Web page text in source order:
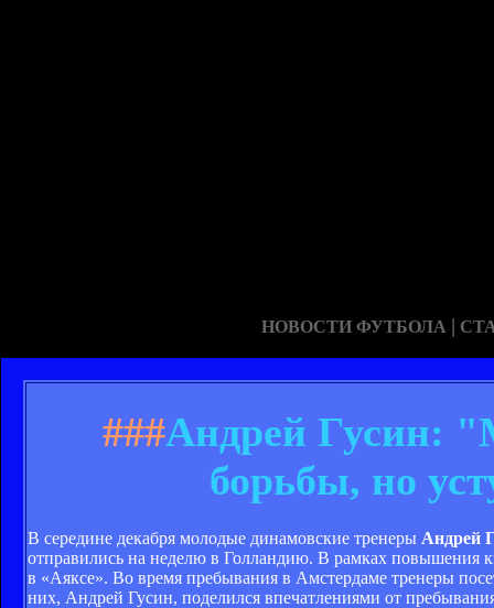
НОВОСТИ ФУТБОЛА |
###Андрей Гусин:
борьбы, но
В середине декабря молодые динамовские тренеры Андрей
отправились на неделю в Голландию. В рамках повышения
в «Аяксе». Во время пребывания в Амстердаме тренеры
них, Андрей Гусин, поделился впечатлениями от